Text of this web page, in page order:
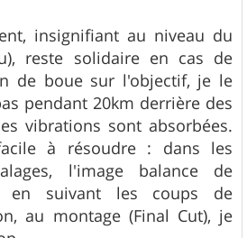
insignifiant au niveau du
reste solidaire en cas de
de boue sur l'objectif, je le
pendant 20km derrière des
vibrations sont absorbées.
à résoudre : dans les
l'image balance de
en suivant les coups de
au montage (Final Cut), je